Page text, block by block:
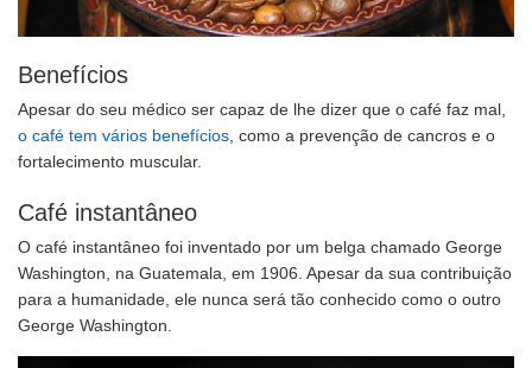
Benefícios
Apesar do seu médico ser capaz de lhe dizer que o café faz mal,
o café tem vários benefícios, como a prevenção de cancros e o
fortalecimento muscular.
Café instantâneo
O café instantâneo foi inventado por um belga chamado George
Washington, na Guatemala, em 1906. Apesar da sua contribuição
para a humanidade, ele nunca será tão conhecido como o outro
George Washington.